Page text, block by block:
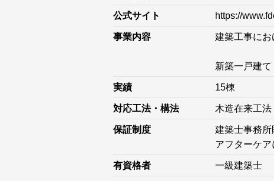
公式サイト https://
事業内容 建築工事に
新築一戸建
実績 15棟
対応工法・構法 木造在来工法
保証制度
建築士事務所
アフターケア
有資格者 一級建築士